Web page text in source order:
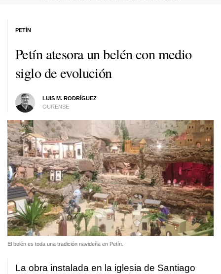
Petín atesora un belén con medio
siglo de evolución
LUIS M. RODRÍGUEZ
OURENSE
PETÍN
El belén es toda una tradición navideña en Petín.
La obra instalada en la iglesia de Santiago